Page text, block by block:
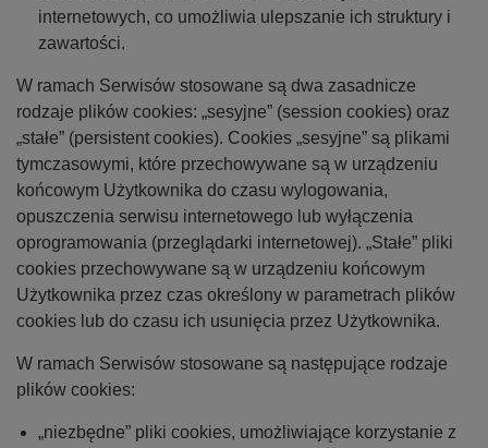
internetowych, co umożliwia ulepszanie ich struktury i
zawartości.
W ramach Serwisów stosowane są dwa zasadnicze
rodzaje plików cookies: „sesyjne” (session cookies) oraz
„stałe” (persistent cookies). Cookies „sesyjne” są plikami
tymczasowymi, które przechowywane są w urządzeniu
końcowym Użytkownika do czasu wylogowania,
opuszczenia serwisu internetowego lub wyłączenia
oprogramowania (przeglądarki internetowej). „Stałe” pliki
cookies przechowywane są w urządzeniu końcowym
Użytkownika przez czas określony w parametrach plików
cookies lub do czasu ich usunięcia przez Użytkownika.
W ramach Serwisów stosowane są następujące rodzaje
plików cookies:
„niezbędne” pliki cookies, umożliwiające korzystanie z